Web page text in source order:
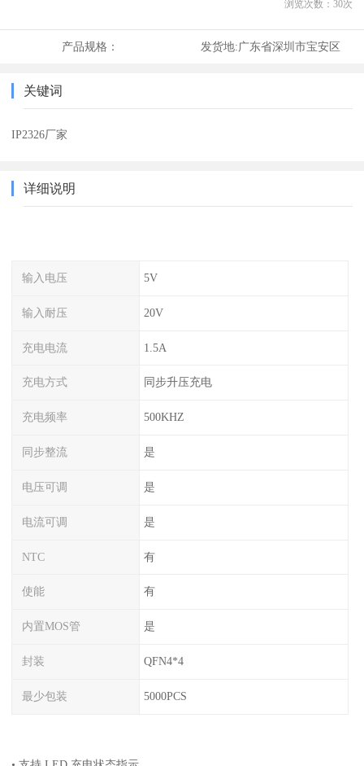
浏览次数： 30次
产品规格： 发货地:广东省深圳市宝安区
关键词
IP2326厂家
详细说明
输入电压 5V
输入耐压 20V
充电电流 1.5A
充电方式 同步升压充电
充电频率 500KHZ
同步整流 是
电压可调 是
电流可调 是
NTC 有
使能 有
内置MOS管 是
封装 QFN4*4
最少包装 5000PCS